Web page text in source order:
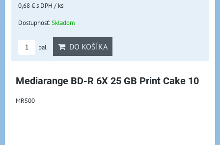
0,68 €s DPH / ks
Dostupnosť:Skladom
bal DO KOŠÍKA
Mediarange BD-R 6X 25 GB Print Cake 10
MR500